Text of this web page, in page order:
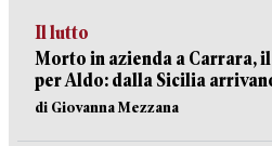
Il lutto
Morto in azienda a Carrara,
per Aldo: dalla Sicilia
di Giovanna Mezzana